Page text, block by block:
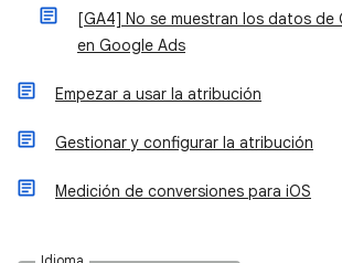
[GA4] No se muestran los datos de
en Google Ads
Empezar a usar la atribución
Gestionar y configurar la atribución
Medición de conversiones para iOS